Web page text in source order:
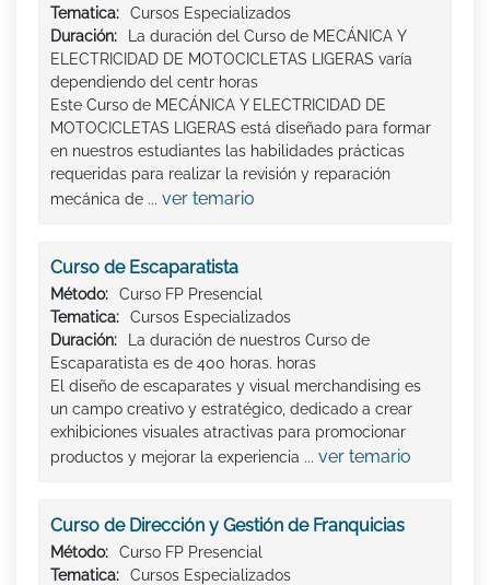
Tematica:
Cursos Especializados
Duración:
La duración del Curso de MECÁNICA Y
ELECTRICIDAD DE MOTOCICLETAS LIGERAS varía
dependiendo del centr horas
Este Curso de MECÁNICA Y ELECTRICIDAD DE
MOTOCICLETAS LIGERAS está diseñado para formar
en nuestros estudiantes las habilidades prácticas
requeridas para realizar la revisión y reparación
mecánica de ... ver temario
Curso de Escaparatista
Método:
Curso FP Presencial
Tematica:
Cursos Especializados
Duración:
La duración de nuestros Curso de
Escaparatista es de 400 horas. horas
El diseño de escaparates y visual merchandising es
un campo creativo y estratégico, dedicado a crear
exhibiciones visuales atractivas para promocionar
productos y mejorar la experiencia ... ver temario
Curso de Dirección y Gestión de Franquicias
Método:
Curso FP Presencial
Tematica:
Cursos Especializados